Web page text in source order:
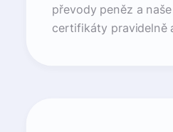
převody peněz a
certifikáty pravidelně